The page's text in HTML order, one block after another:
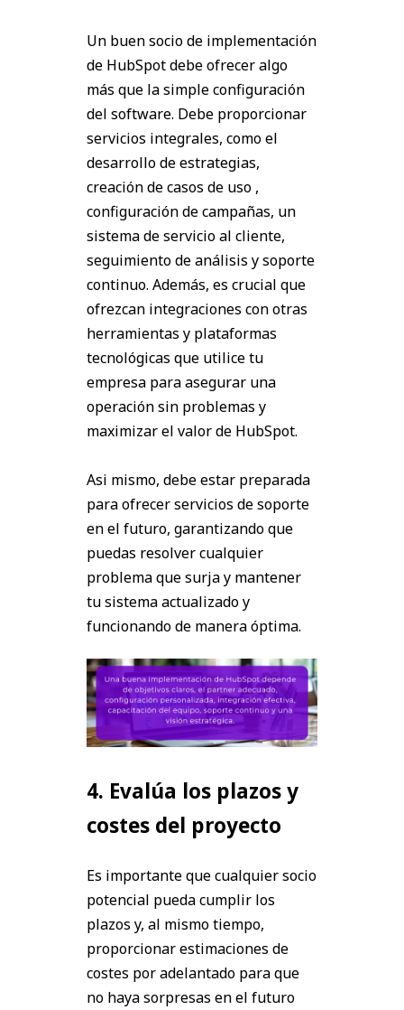
Un buen socio de implementación
de HubSpot debe ofrecer algo
más que la simple configuración
del software. Debe proporcionar
servicios integrales, como el
desarrollo de estrategias,
creación de casos de uso ,
configuración de campañas, un
sistema de servicio al cliente,
seguimiento de análisis y soporte
continuo. Además, es crucial que
ofrezcan integraciones con otras
herramientas y plataformas
tecnológicas que utilice tu
empresa para asegurar una
operación sin problemas y
maximizar el valor de HubSpot.
Asi mismo, debe estar preparada
para ofrecer servicios de soporte
en el futuro, garantizando que
puedas resolver cualquier
problema que surja y mantener
tu sistema actualizado y
funcionando de manera óptima.
4. Evalúa los plazos y
costes del proyecto
Es importante que cualquier socio
potencial pueda cumplir los
plazos y, al mismo tiempo,
proporcionar estimaciones de
costes por adelantado para que
no haya sorpresas en el futuro